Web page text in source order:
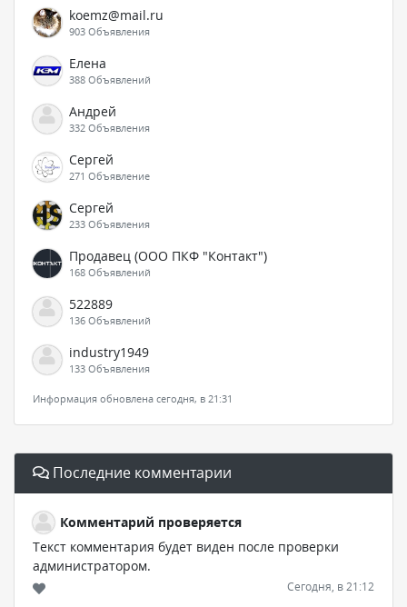
koemz@mail.ru
903 Объявления
Елена
388 Объявлений
Андрей
332 Объявления
Сергей
271 Объявление
Сергей
233 Объявления
Продавец (ООО ПКФ "Контакт")
168 Объявлений
522889
136 Объявлений
industry1949
133 Объявления
Информация обновлена сегодня, в 21:31
Последние комментарии
Комментарий проверяется
Текст комментария будет виден после проверки
администратором.
Сегодня, в 21:12